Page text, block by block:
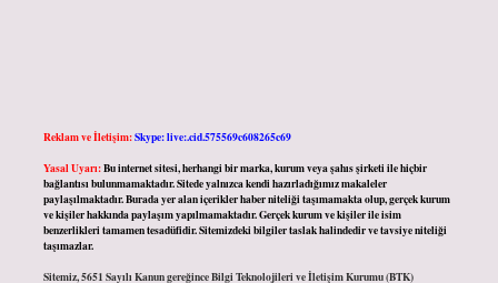
Reklam ve İletişim:Skype: live:.cid.575569c608265c69
Yasal Uyarı:Bu internet sitesi, herhangi bir marka, kurum veya şahıs şirketi ile hiçbir
bağlantısı bulunmamaktadır. Sitede yalnızca kendi hazırladığımız makaleler
paylaşılmaktadır. Burada yer alan içerikler haber niteliği taşımamakta olup, gerçek kurum
ve kişiler hakkında paylaşım yapılmamaktadır. Gerçek kurum ve kişiler ile isim
benzerlikleri tamamen tesadüfidir. Sitemizdeki bilgiler taslak halindedir ve tavsiye niteliği
taşımazlar.
Sitemiz, 5651 Sayılı Kanun gereğince Bilgi Teknolojileri ve İletişim Kurumu (BTK)